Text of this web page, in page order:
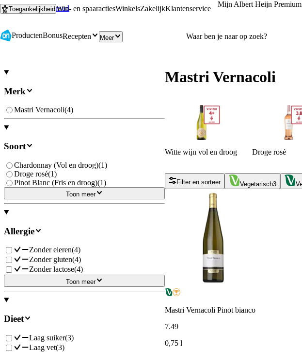
Ga naar hoofdinhoud
Ga naar zoeken
ToegankelijkheidWin- en spaaractiesWinkelsZakelijkKlantenservice
Mijn Albert Heijn
ProductenBonusRecepten Meer
Merk
Mastri Vernacoli(4)
Soort
Chardonnay (Vol en droog)(1)
Droge rosé(1)
Pinot Blanc (Fris en droog)(1)
Toon meer
Allergie
Zonder eieren(4)
Zonder gluten(4)
Zonder lactose(4)
Toon meer
Dieet
Laag suiker(3)
Laag vet(3)
Mastri Vernacoli
Witte wijn vol en droog Droge rosé
Filter en sorteer Vegetarisch3
Mastri Vernacoli Pinot bianco
7.49
0,75 l